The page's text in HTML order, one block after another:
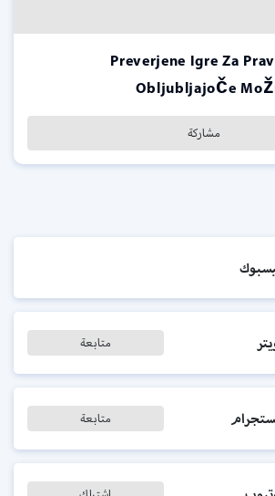
Preverjene Igre Za
Obljubljajoče
مشاركة
متابعة
متابعة